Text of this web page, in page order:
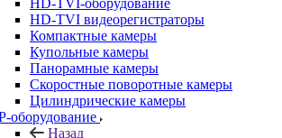
HD-TVI-оборудование
HD-TVI видеорегистраторы
Компактные камеры
Купольные камеры
Панорамные камеры
Скоростные поворотные камеры
Цилиндрические камеры
оборудование
Назад